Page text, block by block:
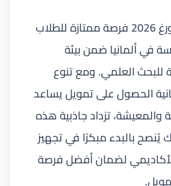
تمثل منحة جامعة أولدنبورغ 2026 فرصة ممتازة للطلاب
في ألمانيا ضمن بيئة
للبحث العلمي. ومع تنوع
الحصول على تمويل يساعد
تزداد جاذبية هذه
يُنصح بالبدء مبكرًا في تجهيز
لضمان أفضل فرصة